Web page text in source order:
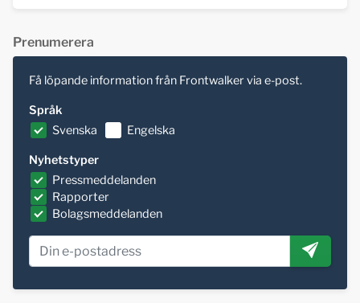
Prenumerera
Få löpande information från Frontwalker via e-post.
Språk
Svenska
Engelska
Nyhetstyper
Pressmeddelanden
Rapporter
Bolagsmeddelanden